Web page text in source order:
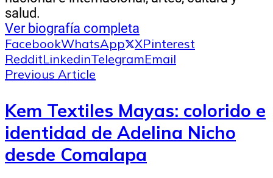
salud.
Ver biografía completa
FacebookWhatsApp XPinterest
RedditLinkedinTelegramEmail
Previous Article
Kem Textiles Mayas: colorido e
identidad de Adelina Nicho
desde Comalapa